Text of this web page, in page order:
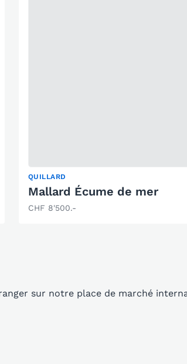
QUILLARD
Mallard Écume de mer
CHF 8'500.-
sur notre place de marché